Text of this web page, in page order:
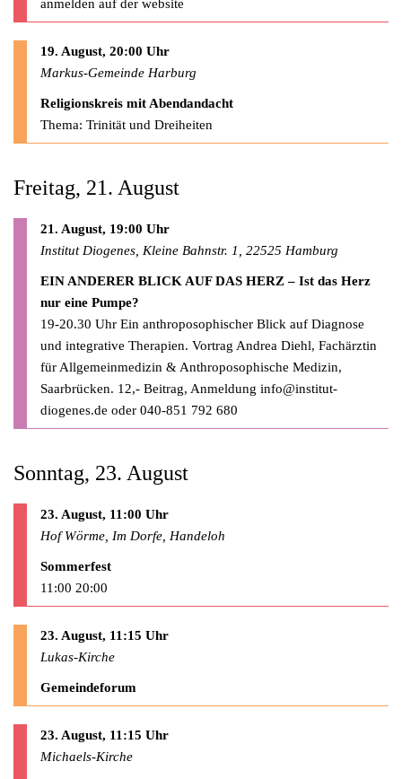
anmelden auf der website
19. August, 20:00 Uhr
Markus-Gemeinde Harburg
Religionskreis mit Abendandacht
Thema: Trinität und Dreiheiten
Freitag, 21. August
21. August, 19:00 Uhr
Institut Diogenes, Kleine Bahnstr. 1, 22525 Hamburg
EIN ANDERER BLICK AUF DAS HERZ – Ist das Herz
nur eine Pumpe?
19-20.30 Uhr Ein anthroposophischer Blick auf Diagnose
und integrative Therapien. Vortrag Andrea Diehl, Fachärztin
für Allgemeinmedizin & Anthroposophische Medizin,
Saarbrücken. 12,- Beitrag, Anmeldung info@institut-
diogenes.de oder 040-851 792 680
Sonntag, 23. August
23. August, 11:00 Uhr
Hof Wörme, Im Dorfe, Handeloh
Sommerfest
11:00 20:00
23. August, 11:15 Uhr
Lukas-Kirche
Gemeindeforum
23. August, 11:15 Uhr
Michaels-Kirche